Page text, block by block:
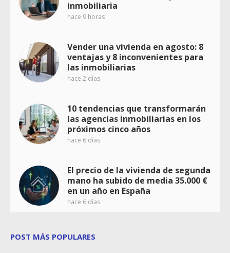
inmobiliaria
hace 9 horas
Vender una vivienda en agosto: 8
ventajas y 8 inconvenientes para
las inmobiliarias
hace 2 días
10 tendencias que transformarán
las agencias inmobiliarias en los
próximos cinco años
hace 6 días
El precio de la vivienda de segunda
mano ha subido de media 35.000 €
en un año en España
hace 6 días
POST MÁS POPULARES